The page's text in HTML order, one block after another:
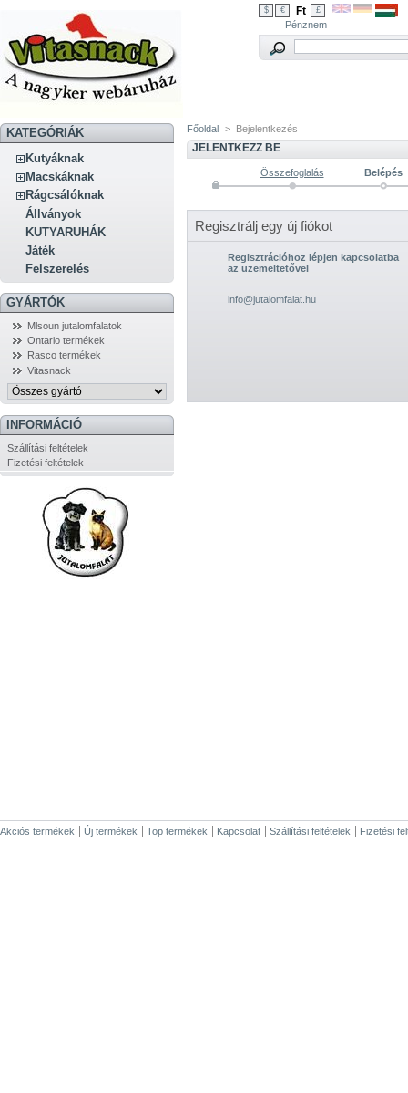
$ € Ft £
Pénznem
KATEGÓRIÁK
Kutyáknak
Macskáknak
Rágcsálóknak
Állványok
KUTYARUHÁK
Játék
Felszerelés
GYÁRTÓK
Mlsoun jutalomfalatok
Ontario termékek
Rasco termékek
Vitasnack
INFORMÁCIÓ
Szállítási feltételek
Fizetési feltételek
Főoldal > Bejelentkezés
JELENTKEZZ BE
Összefoglalás Belépés
Regisztrálj egy új fiókot
Regisztrációhoz lépjen kapcsolatba
az üzemeltetővel
info@jutalomfalat.hu
Akciós termékek Új termékek Top termékek Kapcsolat Szállítási feltételek Fizetési